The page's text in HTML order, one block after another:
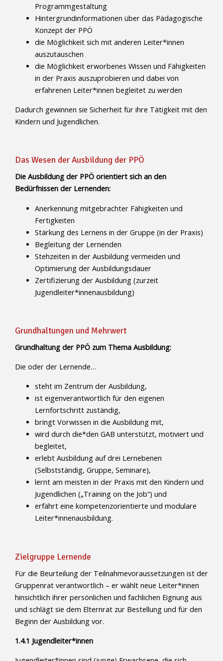
Programmgestaltung
Hintergrundinformationen über das Pädagogische
Konzept der PPÖ
die Möglichkeit sich mit anderen Leiter*innen
auszutauschen
die Möglichkeit erworbenes Wissen und Fähigkeiten
in der Praxis auszuprobieren und dabei von
erfahrenen Leiter*innen begleitet zu werden
Dadurch gewinnen sie Sicherheit für ihre Tätigkeit mit den
Kindern und Jugendlichen.
Das Wesen der Ausbildung der PPÖ
Die Ausbildung der PPÖ orientiert sich an den
Bedürfnissen der Lernenden:
Anerkennung mitgebrachter Fähigkeiten und
Fertigkeiten
Stärkung des Lernens in der Gruppe (in der Praxis)
Begleitung der Lernenden
Stehzeiten in der Ausbildung vermeiden und
Optimierung der Ausbildungsdauer
Zertifizierung der Ausbildung (zurzeit
Jugendleiter*innenausbildung)
Grundhaltungen und Mehrwert
Grundhaltung der PPÖ zum Thema Ausbildung:
Die oder der Lernende…
steht im Zentrum der Ausbildung,
ist eigenverantwortlich für den eigenen
Lernfortschritt zuständig,
bringt Vorwissen in die Ausbildung mit,
wird durch die*den GAB unterstützt, motiviert und
begleitet,
erlebt Ausbildung auf drei Lernebenen
(Selbstständig, Gruppe, Seminare),
lernt am meisten in der Praxis mit den Kindern und
Jugendlichen („Training on the Job“) und
erfährt eine kompetenzorientierte und modulare
Leiter*innenausbildung.
Zielgruppe Lernende
Für die Beurteilung der Teilnahmevoraussetzungen ist der
Gruppenrat verantwortlich – er wählt neue Leiter*innen
hinsichtlich ihrer persönlichen und fachlichen Eignung aus
und schlägt sie dem Elternrat zur Bestellung und für den
Beginn der Ausbildung vor.
1.4.1 Jugendleiter*innen